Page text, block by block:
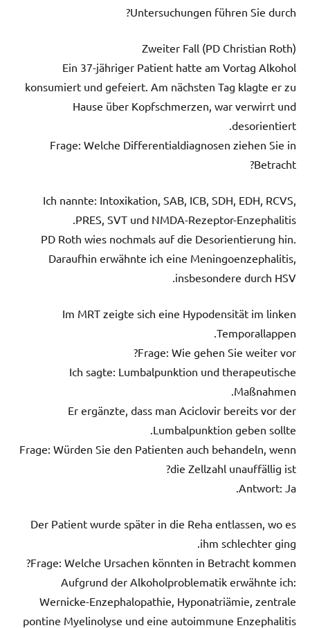
Untersuchungen führen Sie durch?
Zweiter Fall (PD Christian Roth)
Ein 37-jähriger Patient hatte am Vortag Alkohol
konsumiert und gefeiert. Am nächsten Tag klagte er zu
Hause über Kopfschmerzen, war verwirrt und
desorientiert.
Frage: Welche Differentialdiagnosen ziehen Sie in
Betracht?
Ich nannte: Intoxikation, SAB, ICB, SDH, EDH, RCVS,
PRES, SVT und NMDA-Rezeptor-Enzephalitis.
PD Roth wies nochmals auf die Desorientierung hin.
Daraufhin erwähnte ich eine Meningoenzephalitis,
insbesondere durch HSV.
Im MRT zeigte sich eine Hypodensität im linken
Temporallappen.
Frage: Wie gehen Sie weiter vor?
Ich sagte: Lumbalpunktion und therapeutische
Maßnahmen.
Er ergänzte, dass man Aciclovir bereits vor der
Lumbalpunktion geben sollte.
Frage: Würden Sie den Patienten auch behandeln, wenn
die Zellzahl unauffällig ist?
Antwort: Ja.
Der Patient wurde später in die Reha entlassen, wo es
ihm schlechter ging.
Frage: Welche Ursachen könnten in Betracht kommen?
Aufgrund der Alkoholproblematik erwähnte ich:
Wernicke-Enzephalopathie, Hyponatriämie, zentrale
pontine Myelinolyse und eine autoimmune Enzephalitis